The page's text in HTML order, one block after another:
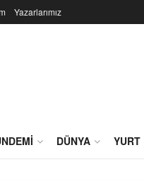
Yazarlarımız
DÜNYA YURT